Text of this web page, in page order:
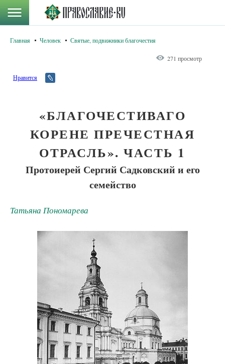
Главная Человек Святые, подвижники благочестия
271 просмотр
Нравится
«БЛАГОЧЕСТИВАГО
КОРЕНЕ ПРЕЧЕСТНАЯ
ОТРАСЛЬ». ЧАСТЬ 1
Протоиерей Сергий Садковский и его
семейство
Татьяна Пономарева